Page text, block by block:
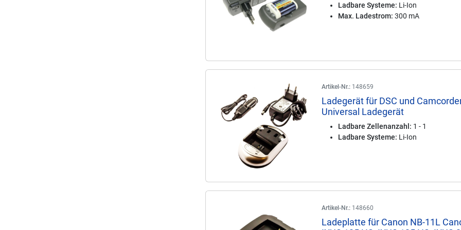
Ladbare Systeme: Li-Ion
Max. Ladestrom: 300 mA
Artikel-Nr.: 148659
Ladegerät für DSC und
Universal Ladegerät
Ladbare Zellenanzahl: 1 - 1
Ladbare Systeme: Li-Ion
Artikel-Nr.: 148660
Ladeplatte für Canon NB-11L